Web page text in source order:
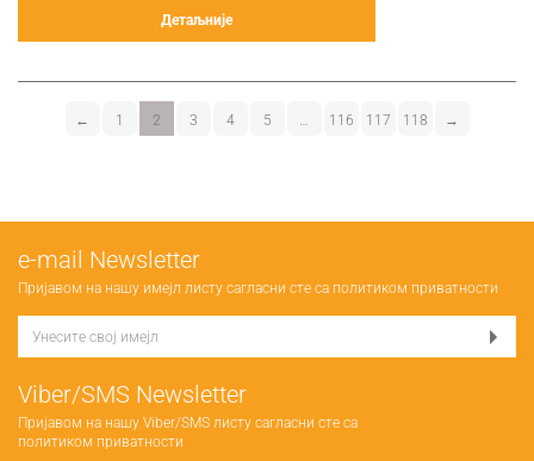
Детаљније
← 1 2 3 4 5 116 117 118 →
е-mail Newsletter
Пријавом на нашу имејл листу сагласни сте са политиком приватности
Viber/SMS Newsletter
Пријавом на нашу Viber/SMS листу сагласни сте са
политиком приватности